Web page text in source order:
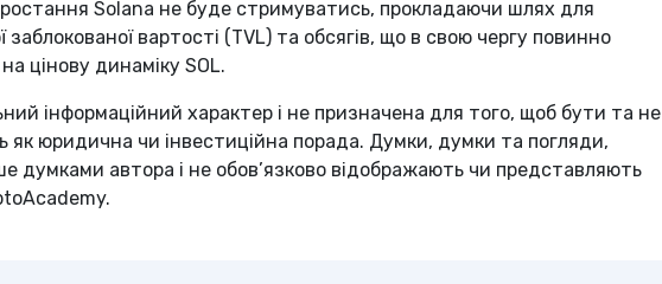
Solana не буде стримуватись, прокладаючи шлях для
заблокованої вартості (TVL) та обсягів, що в свою чергу повинно
цінову динаміку SOL.
інформаційний характер і не призначена для того, щоб бути та не
як юридична чи інвестиційна порада. Думки, думки та погляди,
думками автора і не обов’язково відображають чи представляють